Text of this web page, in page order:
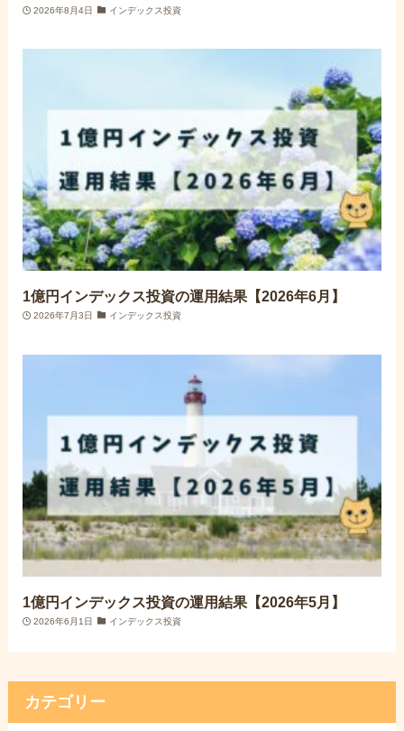
2026年8月4日 インデックス投資
1億円インデックス投資の運用結果【2026年6月】
2026年7月3日 インデックス投資
1億円インデックス投資の運用結果【2026年5月】
2026年6月1日 インデックス投資
カテゴリー